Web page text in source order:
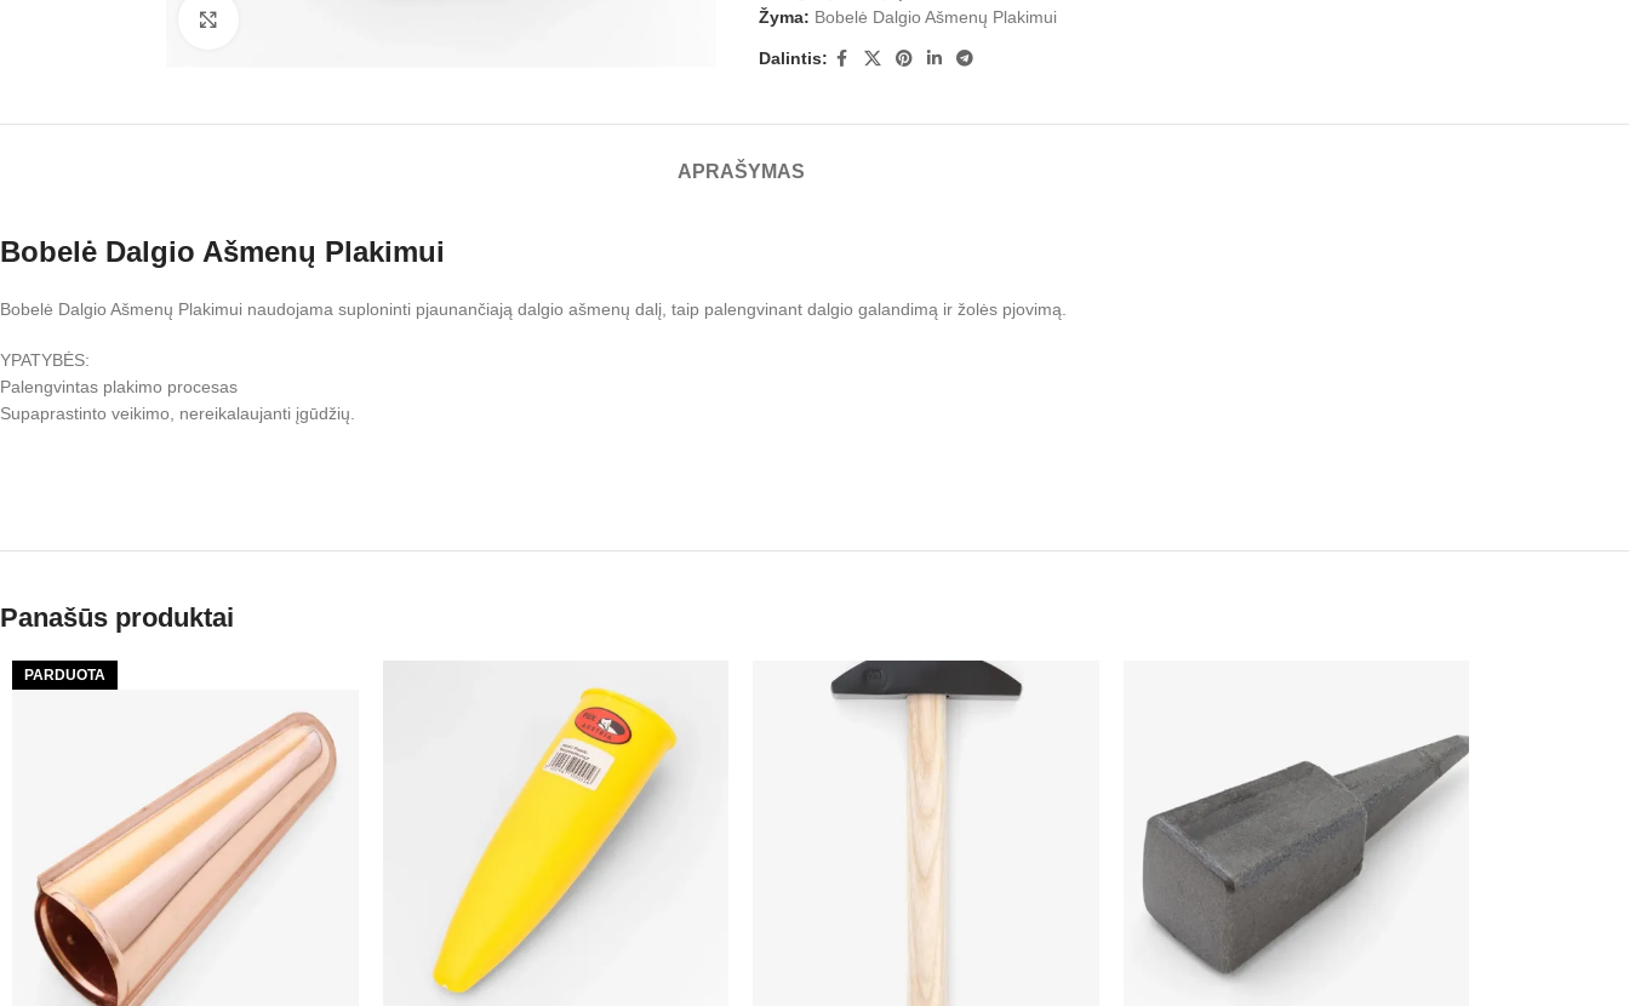
Žyma: Bobelė Dalgio Ašmenų Plakimui
Dalintis:
APRAŠYMAS
Bobelė Dalgio Ašmenų Plakimui
Bobelė Dalgio Ašmenų Plakimui naudojama suploninti pjaunančiają dalgio ašmenų dalį, taip palengvinant dalgio galandimą ir žolės pjovimą.
YPATYBĖS:
Palengvintas plakimo procesas
Supaprastinto veikimo, nereikalaujanti įgūdžių.
Panašūs produktai
PARDUOTA